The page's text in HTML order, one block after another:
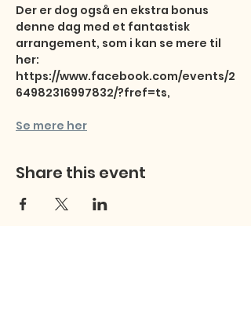
Der er dog også en ekstra bonus
denne dag med et fantastisk
arrangement, som i kan se mere til
her:
https://www.facebook.com/events/2
64982316997832/?fref=ts,
Se mere her
Share this event